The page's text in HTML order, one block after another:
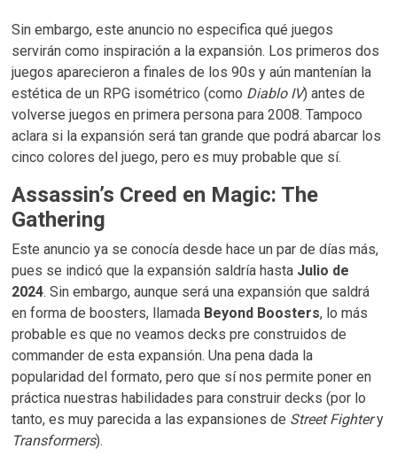
Sin embargo, este anuncio no especifica qué juegos
servirán como inspiración a la expansión. Los primeros dos
juegos aparecieron a finales de los 90s y aún mantenían la
estética de un RPG isométrico (como Diablo IV) antes de
volverse juegos en primera persona para 2008. Tampoco
aclara si la expansión será tan grande que podrá abarcar los
cinco colores del juego, pero es muy probable que sí.
Assassin’s Creed en Magic: The
Gathering
Este anuncio ya se conocía desde hace un par de días más,
pues se indicó que la expansión saldría hasta Julio de
2024. Sin embargo, aunque será una expansión que saldrá
en forma de boosters, llamada Beyond Boosters, lo más
probable es que no veamos decks pre construidos de
commander de esta expansión. Una pena dada la
popularidad del formato, pero que sí nos permite poner en
práctica nuestras habilidades para construir decks (por lo
tanto, es muy parecida a las expansiones de Street Fightery
Transformers).